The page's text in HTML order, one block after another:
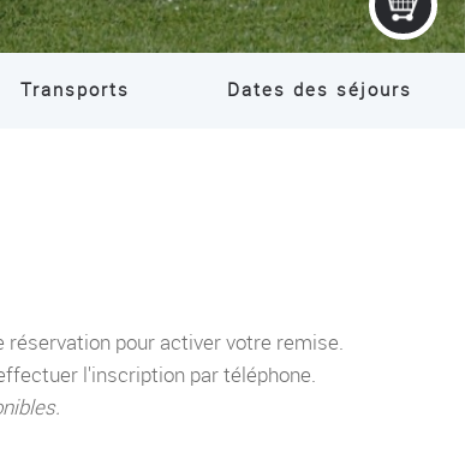
Transports Dates des séjours
réservation pour activer votre remise.
l'inscription par téléphone.